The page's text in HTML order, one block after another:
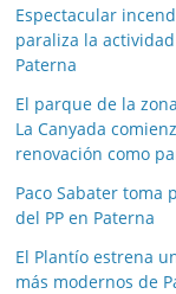
o
r
m
e
s
e
s
Espectacular
paraliza la
Paterna
El parque de la
La Canyada
renovación como
Paco Sabater toma
del PP en Paterna
El Plantío estrena
más modernos de